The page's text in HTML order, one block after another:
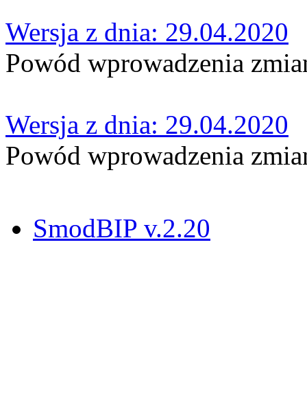
Wersja z dnia: 29.04.2020
Powód wprowadzenia
Wersja z dnia: 29.04.2020
Powód wprowadzenia
SmodBIP v.2.20